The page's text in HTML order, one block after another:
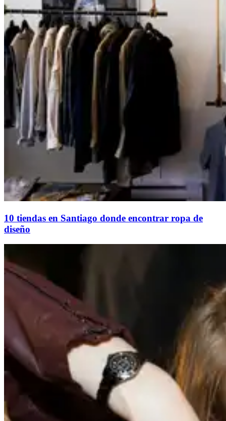
10 tiendas en Santiago donde encontrar ropa de
diseño